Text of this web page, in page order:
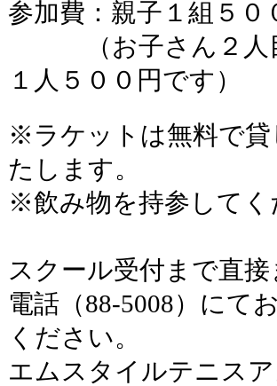
参加費：親子１組５０
（お子さん２
１人５００円です）
※ラケットは無料で貸
たします。
※飲み物を持参してく
スクール受付まで直
電話（88-5008）にて
ください。
エムスタイルテニス